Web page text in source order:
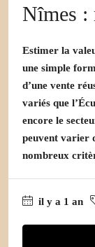
Nîmes :
Estimer la
une simple
d’une vente
variés que
encore le
peuvent varier
nombreux
il y a 1 an